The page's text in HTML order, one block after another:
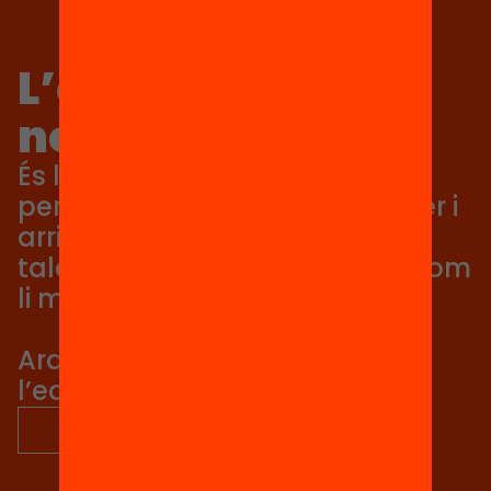
L’equitat no és
només un valor
És la condició perquè cada
persona pugui aprendre, créixer i
arribar tan lluny com el seu
talent li permeti, no tan lluny com
li marqui el seu origen.
Ara és el moment de posar
l’equitat al centre.